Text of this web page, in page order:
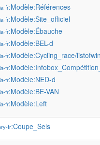
fr:Modèle:Références
fr:Modèle:Site_officiel
fr:Modèle:Ébauche
fr:Modèle:BEL-d
fr:Modèle:Cycling_race/
fr
fr:Modèle:NED-d
fr:Modèle:BE-VAN
fr:Modèle:Left
fr:Coupe_Sels